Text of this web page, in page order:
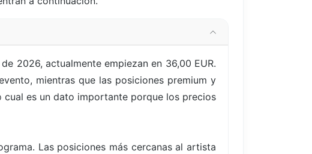
2026, actualmente empiezan en 36,00 EUR.
mientras que las posiciones premium y
cual es un dato importante porque los precios
Las posiciones más cercanas al artista